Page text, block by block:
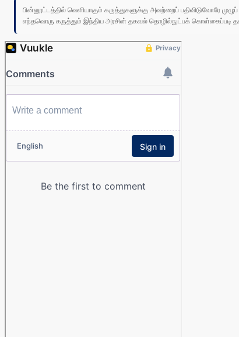
பின்னூட்டத்தில் வெளியாகும் கருத்துகளுக்கு அவற்றைப் பதிவிடுவோரே
எந்தவொரு கருத்தும் இந்திய அரசின் தகவல் தொழில்நுட்பக் கொள்கைப்படி